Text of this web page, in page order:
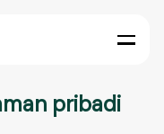
pribadi